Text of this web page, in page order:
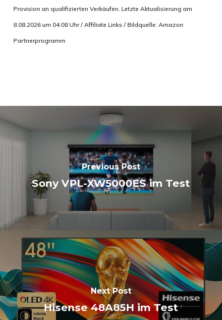
Provision an qualifizierten Verkäufen. Letzte Aktualisierung am
8.08.2026 um 04:08 Uhr / Affiliate Links / Bildquelle: Amazon
Partnerprogramm
Previous Post
Sony VPL-XW5000ES im Test
Next Post
Hisense 48A85H im Test